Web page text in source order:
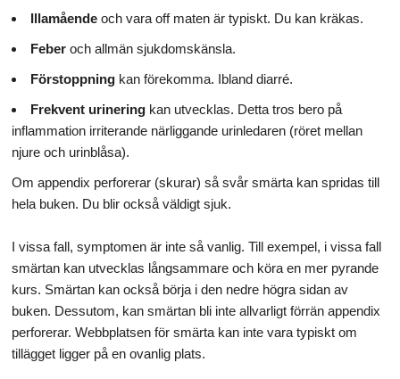
Illamående och vara off maten är typiskt. Du kan kräkas.
Feber och allmän sjukdomskänsla.
Förstoppning kan förekomma. Ibland diarré.
Frekvent urinering kan utvecklas. Detta tros bero på
inflammation irriterande närliggande urinledaren (röret mellan
njure och urinblåsa).
Om appendix perforerar (skurar) så svår smärta kan spridas till
hela buken. Du blir också väldigt sjuk.
I vissa fall, symptomen är inte så vanlig. Till exempel, i vissa fall
smärtan kan utvecklas långsammare och köra en mer pyrande
kurs. Smärtan kan också börja i den nedre högra sidan av
buken. Dessutom, kan smärtan bli inte allvarligt förrän appendix
perforerar. Webbplatsen för smärta kan inte vara typiskt om
tillägget ligger på en ovanlig plats.